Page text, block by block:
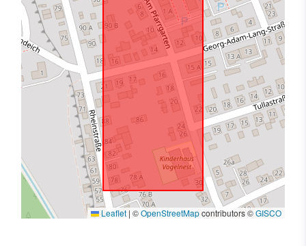
Leaflet | ©OpenStreetMapcontributors ©GISCO